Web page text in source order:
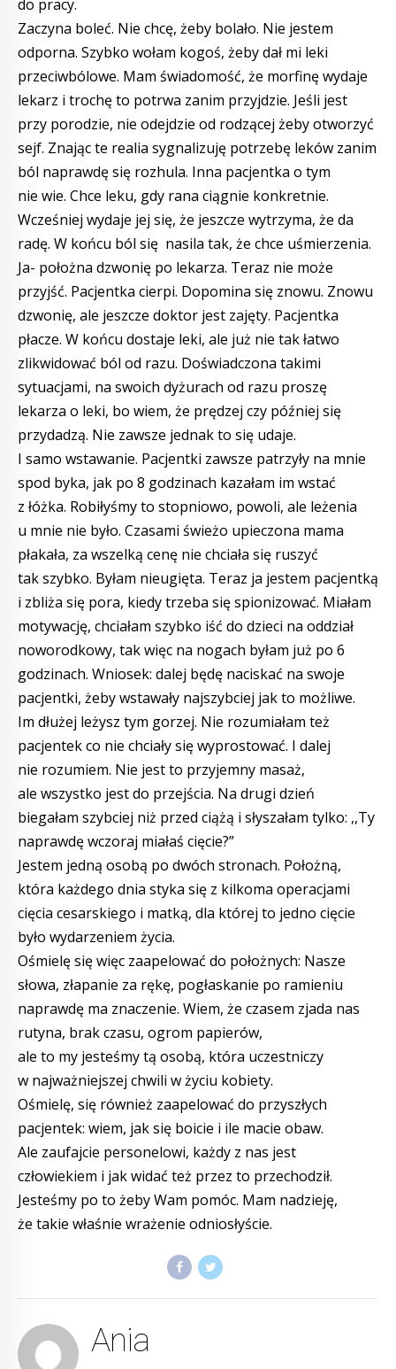
do pracy.
Zaczyna boleć. Nie chcę, żeby bolało. Nie jestem
odporna. Szybko wołam kogoś, żeby dał mi leki
przeciwbólowe. Mam świadomość, że morfinę wydaje
lekarz i trochę to potrwa zanim przyjdzie. Jeśli jest
przy porodzie, nie odejdzie od rodzącej żeby otworzyć
sejf. Znając te realia sygnalizuję potrzebę leków zanim
ból naprawdę się rozhula. Inna pacjentka o tym
nie wie. Chce leku, gdy rana ciągnie konkretnie.
Wcześniej wydaje jej się, że jeszcze wytrzyma, że da
radę. W końcu ból się nasila tak, że chce uśmierzenia.
Ja- położna dzwonię po lekarza. Teraz nie może
przyjść. Pacjentka cierpi. Dopomina się znowu. Znowu
dzwonię, ale jeszcze doktor jest zajęty. Pacjentka
płacze. W końcu dostaje leki, ale już nie tak łatwo
zlikwidować ból od razu. Doświadczona takimi
sytuacjami, na swoich dyżurach od razu proszę
lekarza o leki, bo wiem, że prędzej czy później się
przydadzą. Nie zawsze jednak to się udaje.
I samo wstawanie. Pacjentki zawsze patrzyły na mnie
spod byka, jak po 8 godzinach kazałam im wstać
z łóżka. Robiłyśmy to stopniowo, powoli, ale leżenia
u mnie nie było. Czasami świeżo upieczona mama
płakała, za wszelką cenę nie chciała się ruszyć
tak szybko. Byłam nieugięta. Teraz ja jestem pacjentką
i zbliża się pora, kiedy trzeba się spionizować. Miałam
motywację, chciałam szybko iść do dzieci na oddział
noworodkowy, tak więc na nogach byłam już po 6
godzinach. Wniosek: dalej będę naciskać na swoje
pacjentki, żeby wstawały najszybciej jak to możliwe.
Im dłużej leżysz tym gorzej. Nie rozumiałam też
pacjentek co nie chciały się wyprostować. I dalej
nie rozumiem. Nie jest to przyjemny masaż,
ale wszystko jest do przejścia. Na drugi dzień
biegałam szybciej niż przed ciążą i słyszałam tylko: ,,Ty
naprawdę wczoraj miałaś cięcie?”
Jestem jedną osobą po dwóch stronach. Położną,
która każdego dnia styka się z kilkoma operacjami
cięcia cesarskiego i matką, dla której to jedno cięcie
było wydarzeniem życia.
Ośmielę się więc zaapelować do położnych: Nasze
słowa, złapanie za rękę, pogłaskanie po ramieniu
naprawdę ma znaczenie. Wiem, że czasem zjada nas
rutyna, brak czasu, ogrom papierów,
ale to my jesteśmy tą osobą, która uczestniczy
w najważniejszej chwili w życiu kobiety.
Ośmielę, się również zaapelować do przyszłych
pacjentek: wiem, jak się boicie i ile macie obaw.
Ale zaufajcie personelowi, każdy z nas jest
człowiekiem i jak widać też przez to przechodził.
Jesteśmy po to żeby Wam pomóc. Mam nadzieję,
że takie właśnie wrażenie odniosłyście.
Ania